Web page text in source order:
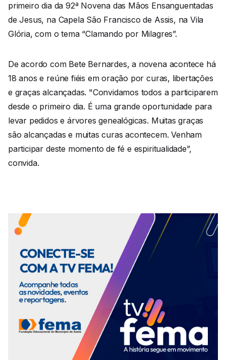
primeiro dia da 92ª Novena das Mãos Ensanguentadas
de Jesus, na Capela São Francisco de Assis, na Vila
Glória, com o tema “Clamando por Milagres”.
De acordo com Bete Bernardes, a novena acontece há
18 anos e reúne fiéis em oração por curas, libertações
e graças alcançadas. "Convidamos todos a participarem
desde o primeiro dia. É uma grande oportunidade para
levar pedidos e árvores genealógicas. Muitas graças
são alcançadas e muitas curas acontecem. Venham
participar deste momento de fé e espiritualidade”,
convida.